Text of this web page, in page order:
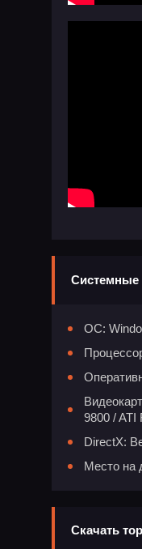
Системные
ОС:
9800 / ATI
DirectX:
Место на
Скачать